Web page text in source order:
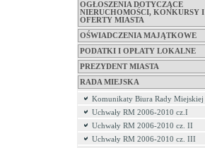
OGŁOSZENIA DOTYCZĄCE
NIERUCHOMOŚCI, KONKURSY I
OFERTY MIASTA
OŚWIADCZENIA MAJĄTKOWE
PODATKI I OPŁATY LOKALNE
PREZYDENT MIASTA
RADA MIEJSKA
Komunikaty Biura Rady Miejskiej
Uchwały RM 2006-2010 cz.I
Uchwały RM 2006-2010 cz. II
Uchwały RM 2006-2010 cz. III